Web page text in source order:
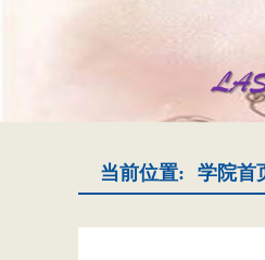
当前位置: 学院首